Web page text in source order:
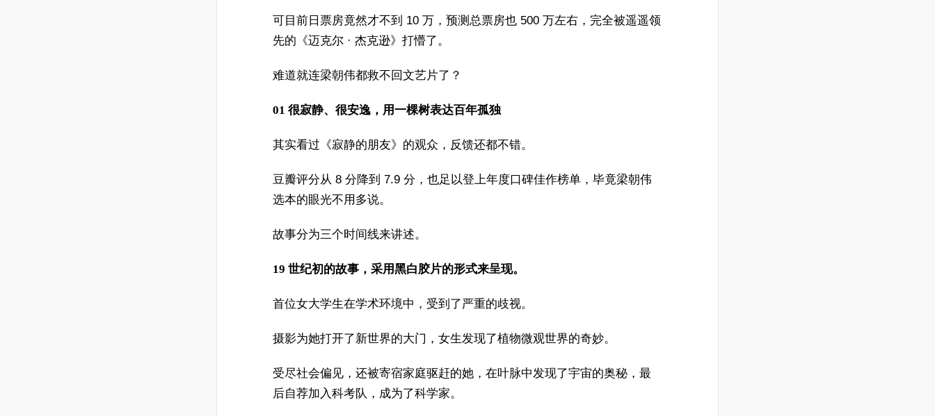
可目前日票房竟然才不到 10 万，预测总票房也 500 万左右，完全被遥遥领
先的《迈克尔 · 杰克逊》打懵了。
难道就连梁朝伟都救不回文艺片了？
01 很寂静、很安逸，用一棵树表达百年孤独
其实看过《寂静的朋友》的观众，反馈还都不错。
豆瓣评分从 8 分降到 7.9 分，也足以登上年度口碑佳作榜单，毕竟梁朝伟
选本的眼光不用多说。
故事分为三个时间线来讲述。
19 世纪初的故事，采用黑白胶片的形式来呈现。
首位女大学生在学术环境中，受到了严重的歧视。
摄影为她打开了新世界的大门，女生发现了植物微观世界的奇妙。
受尽社会偏见，还被寄宿家庭驱赶的她，在叶脉中发现了宇宙的奥秘，最
后自荐加入科考队，成为了科学家。